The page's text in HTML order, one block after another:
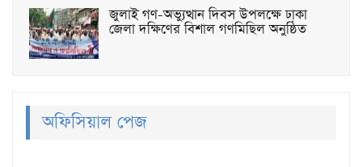
জুলাই গণ-অভ্যুত্থান দিবস উপলক্ষে ঢাকা
জেলা দক্ষিণের বিশাল গণমিছিল অনুষ্ঠিত
অফিসিয়াল পেজ